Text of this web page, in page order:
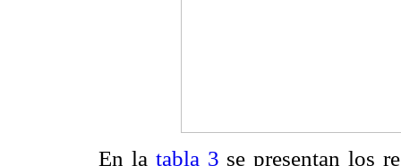
En la tabla 3 se presentan los